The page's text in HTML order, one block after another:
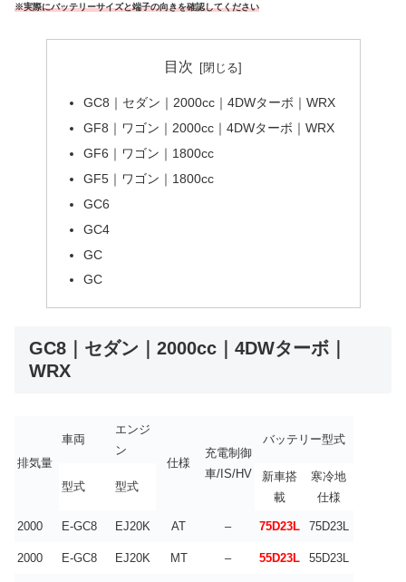
※実際にバッテリーサイズと端子の向きを確認してください
目次
GC8｜セダン｜2000cc｜4DWターボ｜WRX
GF8｜ワゴン｜2000cc｜4DWターボ｜WRX
GF6｜ワゴン｜1800cc
GF5｜ワゴン｜1800cc
GC6
GC4
GC
GC
GC8｜セダン｜2000cc｜4DWターボ｜
WRX
排気量
車両
エンジ
ン
仕様
充電制御
車/IS/HV
バッテリー型式
型式 型式
新車搭
載
寒冷地
仕様
2000 E-GC8 EJ20K AT – 75D23L 75D23L
2000 E-GC8 EJ20K MT – 55D23L 55D23L